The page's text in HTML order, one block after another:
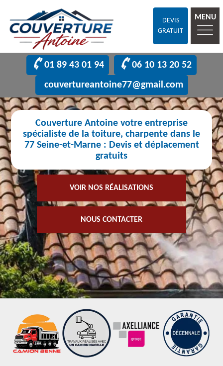
DEVIS
GRATUIT
MENU
01 89 43 01 94
06 10 13 20 52
couvertureantoine77@gmail.com
Couverture Antoine votre entreprise
spécialiste de la toiture, charpente dans le
77 Seine-et-Marne : Devis et déplacement
gratuits
VOIR NOS RÉALISATIONS
NOUS CONTACTER